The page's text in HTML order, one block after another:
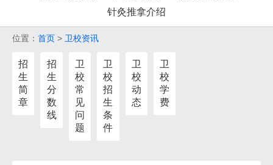
针灸推拿介绍
位置： 首页 > 卫校资讯
招
生
简
章
招
生
分
数
线
卫
校
常
见
问
题
卫
校
招
生
条
件
卫
校
动
态
卫
校
学
费